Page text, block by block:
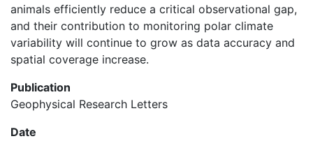
animals efficiently reduce a critical observational gap,
and their contribution to monitoring polar climate
variability will continue to grow as data accuracy and
spatial coverage increase.
Publication
Geophysical Research Letters
Date